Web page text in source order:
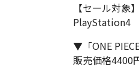
【セール対象】
PlayStation4
▼「ONE
販売価格4400